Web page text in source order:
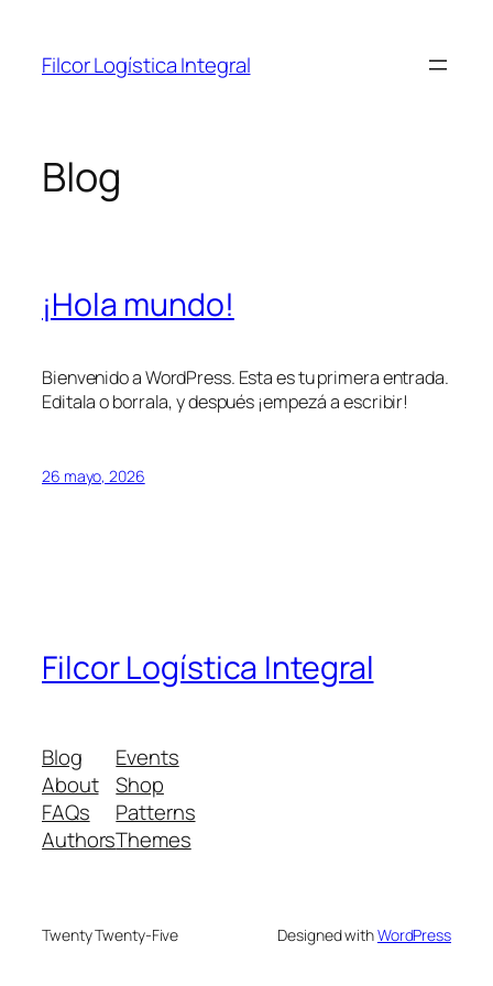
contenido
Filcor Logística Integral
Blog
¡Hola mundo!
Bienvenido a WordPress. Esta es tu primera entrada.
Editala o borrala, y después ¡empezá a escribir!
26 mayo, 2026
Filcor Logística Integral
Blog
About
FAQs
Authors
Events
Shop
Patterns
Themes
Twenty Twenty-Five Designed withWordPress